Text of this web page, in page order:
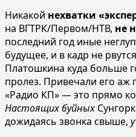
Никакой нехватки
на ВГТРК/Первом/НТВ, не
последний год иные
будущее, и в кадр не
Платошкина куда больше
пролез. Привечали его
«Радио КП» — это прямо
Настоящих буйных
дожидаясь звонка свыше,